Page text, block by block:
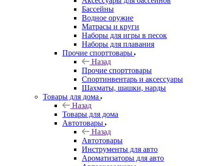
Бассейны
Водное оружие
Матрасы и круги
Наборы для игры в песок
Наборы для плавания
Прочие спорттовары
Назад
Прочие спорттовары
Спортинвентарь и аксессуары
Шахматы, шашки, нарды
Товары для дома
Назад
Товары для дома
Автотовары
Назад
Автотовары
Инструменты для авто
Ароматизаторы для авто